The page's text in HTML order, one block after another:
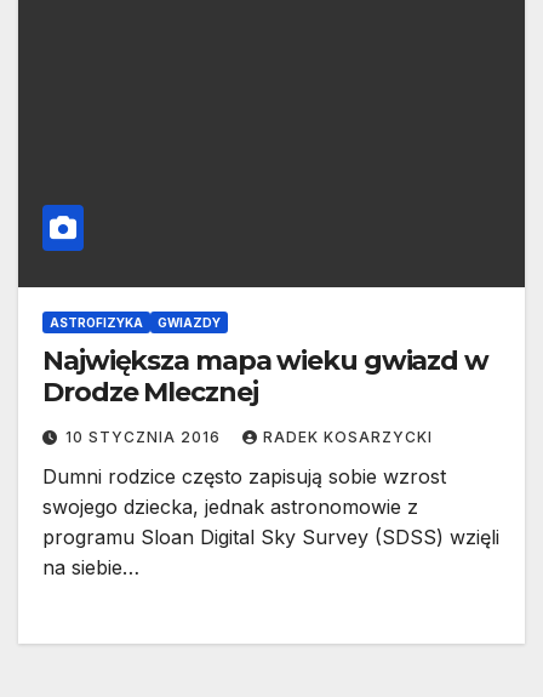
ASTROFIZYKA GWIAZDY
Największa mapa wieku gwiazd w
Drodze Mlecznej
10 STYCZNIA 2016 RADEK KOSARZYCKI
Dumni rodzice często zapisują sobie wzrost
swojego dziecka, jednak astronomowie z
programu Sloan Digital Sky Survey (SDSS) wzięli
na siebie…